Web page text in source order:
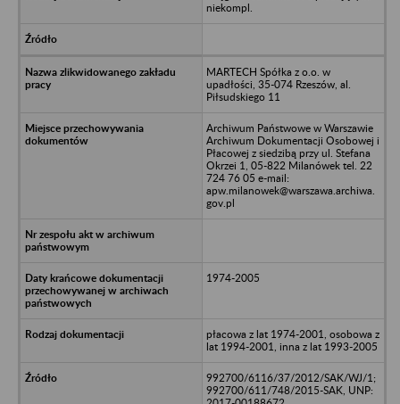
niekompl.
MARTECH Spółka z o.o. w
upadłości, 35-074 Rzeszów, al.
Piłsudskiego 11
Archiwum Państwowe w Warszawie
Archiwum Dokumentacji Osobowej i
Płacowej z siedzibą przy ul. Stefana
Okrzei 1, 05-822 Milanówek tel. 22
724 76 05 e-mail:
apw.milanowek@warszawa.archiwa.
gov.pl
1974-2005
płacowa z lat 1974-2001, osobowa z
lat 1994-2001, inna z lat 1993-2005
992700/6116/37/2012/SAK/WJ/1;
992700/611/748/2015-SAK, UNP: